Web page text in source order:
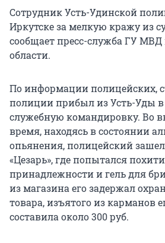
Сотрудник Усть-Удинской
Иркутске за мелкую кражу из
сообщает пресс-служба ГУ МВД
области.
По информации полицейских,
полиции прибыл из Усть-Уды в
служебную командировку. Во
время, находясь в состоянии
опьянения, полицейский
«Цезарь», где попытался
принадлежности и гель для
из магазина его задержал
товара, изъятого из карманов
составила около 300 руб.